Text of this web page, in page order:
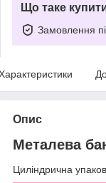
Що таке
Замовлення
Опис
Металева
Циліндрична